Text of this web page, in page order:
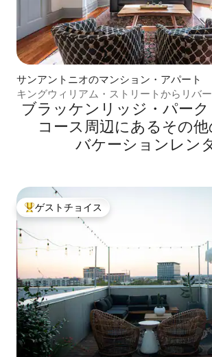
サンアントニオのマンション・アパート
キングウィリアム・ストリートからリバ
ブラッケンリッジ・パーク
コース⁠周⁠辺⁠に⁠あ⁠るそ⁠の⁠
バ⁠ケ⁠ー⁠シ⁠ョ⁠ン⁠レ⁠ン⁠
大好評のゲストチョイスです。
ゲストチョイス